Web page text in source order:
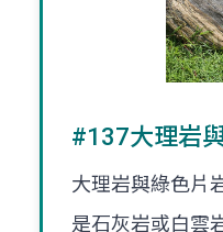
#137大理岩
大理岩與綠色片
是石灰岩或白雲